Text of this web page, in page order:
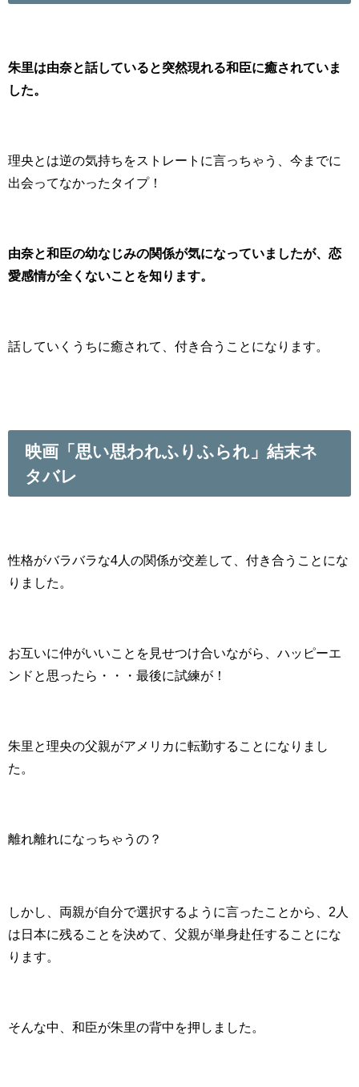
朱里は由奈と話していると突然現れる和臣に癒されていま
した。
理央とは逆の気持ちをストレートに言っちゃう、今までに
出会ってなかったタイプ！
由奈と和臣の幼なじみの関係が気になっていましたが、恋
愛感情が全くないことを知ります。
話していくうちに癒されて、付き合うことになります。
映画「思い思われふりふられ」結末ネ
タバレ
性格がバラバラな4人の関係が交差して、付き合うことにな
りました。
お互いに仲がいいことを見せつけ合いながら、ハッピーエ
ンドと思ったら・・・最後に試練が！
朱里と理央の父親がアメリカに転勤することになりまし
た。
離れ離れになっちゃうの？
しかし、両親が自分で選択するように言ったことから、2人
は日本に残ることを決めて、父親が単身赴任することにな
ります。
そんな中、和臣が朱里の背中を押しました。